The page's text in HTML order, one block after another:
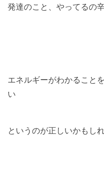
発達のこと、やってるの
エネルギーがわかること
い
というのが正しいかもし